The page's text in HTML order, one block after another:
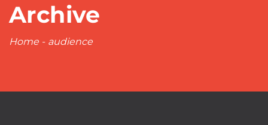
Archive
Home - audience